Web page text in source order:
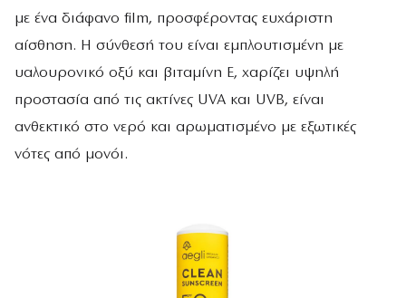
με ένα διάφανο film, προσφέροντας ευχάριστη
αίσθηση. Η σύνθεσή του είναι εμπλουτισμένη με
υαλουρονικό οξύ και βιταμίνη Ε, χαρίζει υψηλή
προστασία από τις ακτίνες UVA και UVB, είναι
ανθεκτικό στο νερό και αρωματισμένο με εξωτικές
νότες από μονόι.